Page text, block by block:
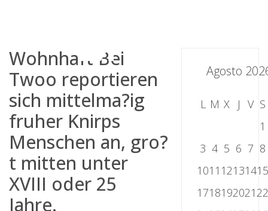
Wohnhaft Bei
Twoo reportieren
sich mittelma?ig
fruher Knirps
Menschen an, gro?
t mitten unter
XVIII oder 25
Jahre.
Agosto
L M X J V S
1
3 4 5 6 7 8
1011 121314
1718192021